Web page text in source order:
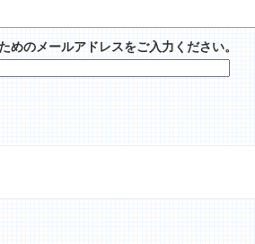
めのメールアドレスをご入力ください。